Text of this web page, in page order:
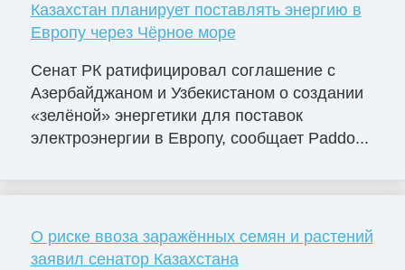
Казахстан планирует поставлять энергию в
Европу через Чёрное море
Сенат РК ратифицировал соглашение с
Азербайджаном и Узбекистаном о создании
«зелёной» энергетики для поставок
электроэнергии в Европу, сообщает Paddo...
О риске ввоза заражённых семян и растений
заявил сенатор Казахстана